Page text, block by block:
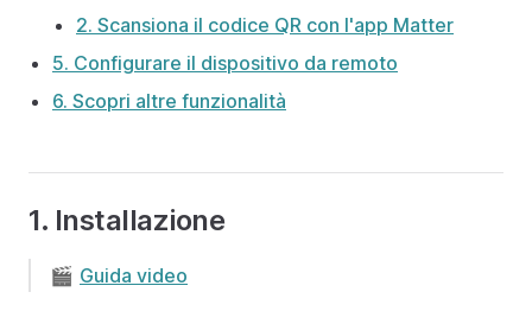
2. Scansiona il codice QR con l'app Matter
5. Configurare il dispositivo da remoto
6. Scopri altre funzionalità
1. Installazione
🎬 Guida video